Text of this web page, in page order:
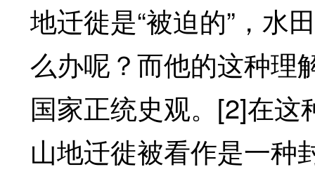
地迁徙是“被迫的”，水
么办呢？而他的这种理
国家正统史观。[2]在
山地迁徙被看作是一种